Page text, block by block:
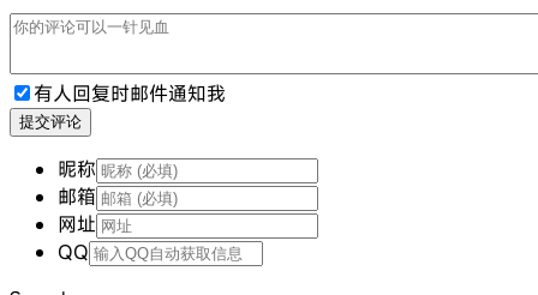
有人回复时邮件通知我
提交评论
昵称
邮箱
网址
QQ